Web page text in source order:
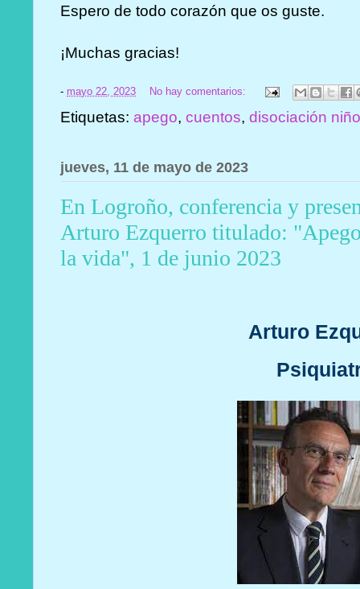
Espero de todo corazón que os guste.
¡Muchas gracias!
- mayo 22, 2023 No hay comentarios:
Etiquetas:apego,cuentos,disociación
jueves, 11 de mayo de 2023
En Logroño, conferencia y
Arturo Ezquerro titulado:
la vida", 1 de junio 2023
Arturo